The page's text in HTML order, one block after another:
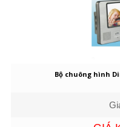
Bộ chuông hình